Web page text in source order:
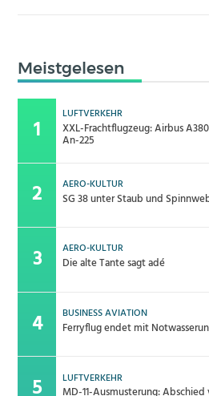
Meistgelesen
LUFTVERKEHR
XXL-Frachtflugzeug: Airbus
An-225
AERO-KULTUR
SG 38 unter Staub und
AERO-KULTUR
Die alte Tante sagt adé
BUSINESS AVIATION
Ferryflug endet mit
LUFTVERKEHR
MD-11-Ausmusterung: